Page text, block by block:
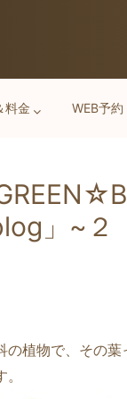
料金 WEB予約
」~２
の植物で、その葉